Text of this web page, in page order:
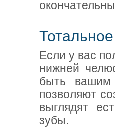
Если у вас
нижней
быть
позволяют
выглядят
зубы.